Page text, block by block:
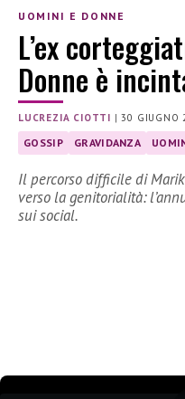
UOMINI E DONNE
L’ex
Donne è
LUCREZIA CIOTTI |30 GIUGNO
GOSSIP GRAVIDANZA
Il percorso difficile di
verso la genitorialità:
sui social.